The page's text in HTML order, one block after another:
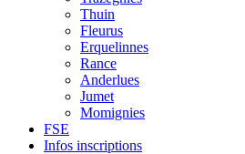
Thuin
Fleurus
Erquelinnes
Rance
Anderlues
Jumet
Momignies
FSE
Infos inscriptions